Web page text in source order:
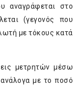
αναγράφεται στο
(γεγονός που
με τόκους κατά
μετρητών μέσω
με το ποσό